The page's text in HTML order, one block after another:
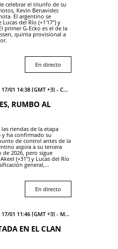
celebrar el triunfo de su
Kevin Benavides
El argentino se
del Río (+1'17") y
primer G-Ecko es el de la
quinta provisional a
En directo
01 14:38 [GMT +3] - Coche
RUMBO AL
riendas de la etapa
y ha confirmado su
de control antes de la
aspira a su tercera
2026, pero sigue
(+31") y Lucas del Río
general,...
En directo
01 11:46 [GMT +3] - Moto
EN EL CLAN